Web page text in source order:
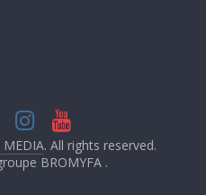
MEDIA. All rights reserved.
BROMYFA .